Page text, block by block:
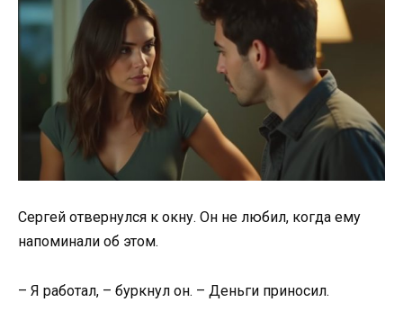
Сергей отвернулся к окну. Он не любил, когда ему
напоминали об этом.
– Я работал, – буркнул он. – Деньги приносил.